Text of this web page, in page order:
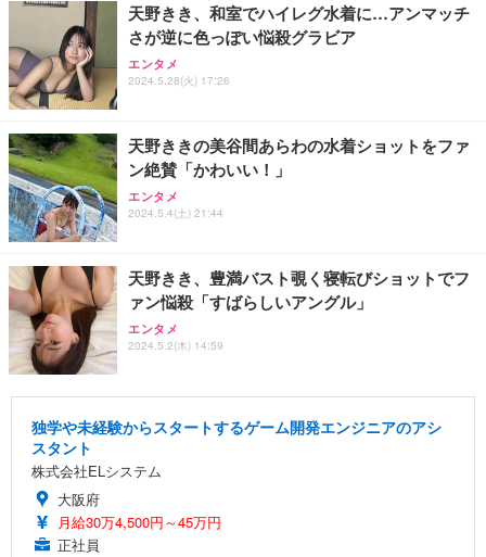
天野きき、和室でハイレグ水着に…アンマッチ
さが逆に色っぽい悩殺グラビア
エンタメ
2024.5.28(火) 17:26
天野ききの美谷間あらわの水着ショットをファ
ン絶賛「かわいい！」
エンタメ
2024.5.4(土) 21:44
天野きき、豊満バスト覗く寝転びショットでフ
ァン悩殺「すばらしいアングル」
エンタメ
2024.5.2(木) 14:59
独学や未経験からスタートするゲーム開発エンジニアのアシ
スタント
株式会社ELシステム
大阪府
月給30万4,500円～45万円
正社員